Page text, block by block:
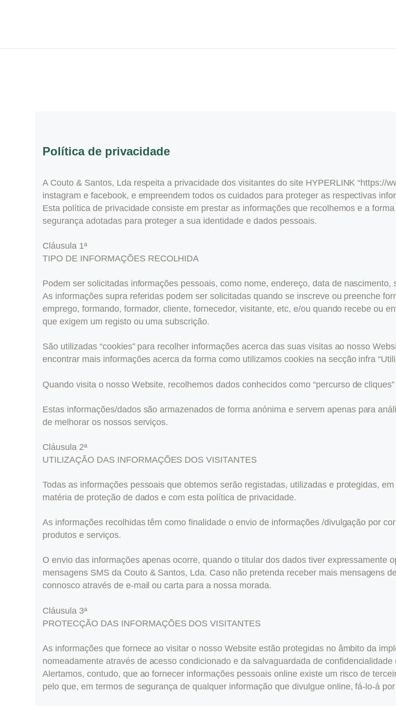
Política de privacidade
A Couto & Santos, Lda respeita a privacidade dos visitantes do site HYPERLINK “https://
instagram e facebook, e empreendem todos os cuidados para proteger as respectivas
Esta política de privacidade consiste em prestar as informações que recolhemos e a
segurança adotadas para proteger a sua identidade e dados pessoais.
Cláusula 1ª
TIPO DE INFORMAÇÕES RECOLHIDA
Podem ser solicitadas informações pessoais, como nome, endereço, data de
As informações supra referidas podem ser solicitadas quando se inscreve ou preenche
emprego, formando, formador, cliente, fornecedor, visitante, etc, e/ou quando recebe ou
que exigem um registo ou uma subscrição.
São utilizadas “cookies” para recolher informações acerca das suas visitas ao nosso
encontrar mais informações acerca da forma como utilizamos cookies na secção infra
Quando visita o nosso Website, recolhemos dados conhecidos como “percurso de
Estas informações/dados são armazenados de forma anónima e servem apenas para
de melhorar os nossos serviços.
Cláusula 2ª
UTILIZAÇÃO DAS INFORMAÇÕES DOS VISITANTES
Todas as informações pessoais que obtemos serão registadas, utilizadas e protegidas,
matéria de proteção de dados e com esta política de privacidade.
As informações recolhidas têm como finalidade o envio de informações /divulgação por
produtos e serviços.
O envio das informações apenas ocorre, quando o titular dos dados tiver expressamente
mensagens SMS da Couto & Santos, Lda. Caso não pretenda receber mais mensagens
connosco através de e-mail ou carta para a nossa morada.
Cláusula 3ª
PROTECÇÃO DAS INFORMAÇÕES DOS VISITANTES
As informações que fornece ao visitar o nosso Website estão protegidas no âmbito da
nomeadamente através de acesso condicionado e da salvaguardada de confidencialidade
Alertamos, contudo, que ao fornecer informações pessoais online existe um risco de
pelo que, em termos de segurança de qualquer informação que divulgue online, fá-lo-á